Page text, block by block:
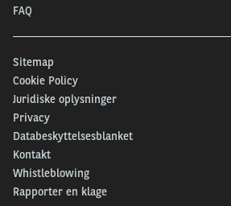
FAQ
Sitemap
Cookie Policy
Juridiske oplysninger
Privacy
Databeskyttelsesblanket
Kontakt
Whistleblowing
Rapporter en klage